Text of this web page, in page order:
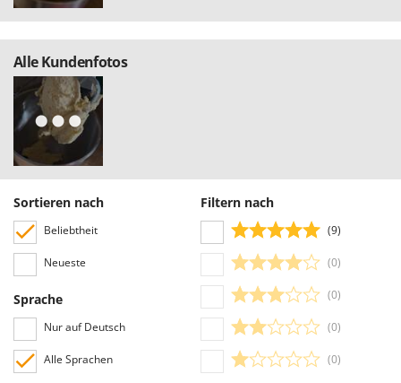
Alle Kundenfotos
Sortieren nach
Beliebtheit
Neueste
Sprache
Nur auf Deutsch
Alle Sprachen
Filtern nach
(9)
(0)
(0)
(0)
(0)